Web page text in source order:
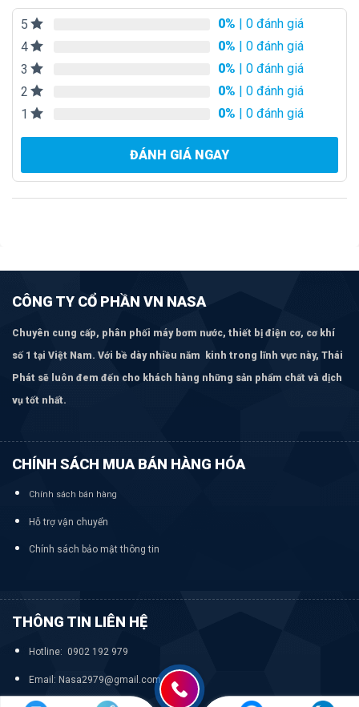
5 0% | 0 đánh giá
4
0% | 0 đánh giá
3
0% | 0 đánh giá
2
0% | 0 đánh giá
1
0% | 0 đánh giá
ĐÁNH GIÁ NGAY
CÔNG TY CỔ PHẦN VN NASA
Chuyên cung cấp, phân phối máy bơm nước, thiết bị điện cơ, cơ khí
số 1 tại Việt Nam. Với bề dày nhiều năm kinh trong lĩnh vực này, Thái
Phát sẽ luôn đem đến cho khách hàng những sản phẩm chất và dịch
vụ tốt nhất.
CHÍNH SÁCH MUA BÁN HÀNG HÓA
Chính sách bán hàng
Hỗ trợ vận chuyển
Chính sách bảo mật thông tin
THÔNG TIN LIÊN HỆ
Hotline: 0902 192 979
Email: Nasa2979@gmail.com